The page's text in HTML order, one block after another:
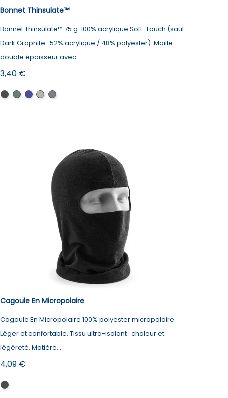
Bonnet Thinsulate™
Bonnet Thinsulate™ 75 g. 100% acrylique Soft-Touch (sauf
Dark Graphite : 52% acrylique / 48% polyester). Maille
double épaisseur avec...
Prix
3,40 €
BlackBottleFrench
Heather
Dark
Cagoule En Micropolaire
Cagoule En Micropolaire 100% polyester micropolaire.
Léger et confortable. Tissu ultra-isolant : chaleur et
légèreté. Matière...
Prix
4,09 €
Black